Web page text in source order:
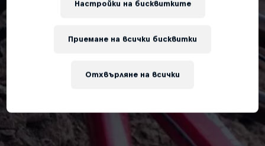
Настройки на бисквитките
Отхвърляне на всички
Приемане на всички бисквитки